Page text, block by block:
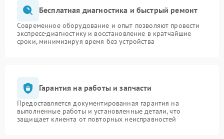
Бесплатная диагностика и быстрый ремонт
Современное оборудование и опыт позволяют провести
экспресс-диагностику и восстановление в кратчайшие
сроки, минимизируя время без устройства
Гарантия на работы и запчасти
Предоставляется документированная гарантия на
выполненные работы и установленные детали, что
защищает клиента от повторных неисправностей